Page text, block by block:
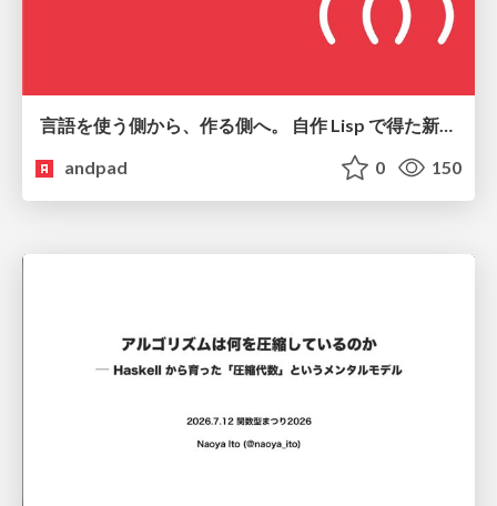
言語を使う側から、作る側へ。 自作 Lisp で得た新たな気づき。
andpad
0 150